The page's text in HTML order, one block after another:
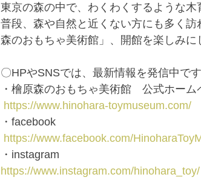
東京の森の中で、わくわくするような木
普段、森や自然と近くない方にも多く
森のおもちゃ美術館」、開館を楽しみに
〇HPやSNSでは、最新情報を発信中です
・檜原森のおもちゃ美術館　公式ホーム
https://www.hinohara-toymuseum.com/
・facebook
https://www.facebook.com/
・instagram
https://www.instagram.com/hinohara_toy/